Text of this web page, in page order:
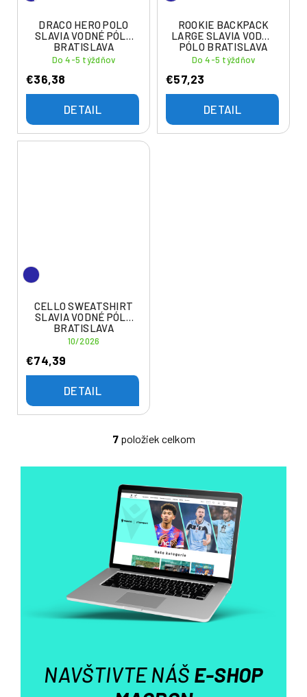
DRACO HERO POLO
SLAVIA VODNÉ PÓLO
BRATISLAVA
Do 4-5 týždňov
€36,38
DETAIL
ROOKIE BACKPACK
LARGE SLAVIA VODNÉ
PÓLO BRATISLAVA
Do 4-5 týždňov
€57,23
DETAIL
CELLO SWEATSHIRT
SLAVIA VODNÉ PÓLO
BRATISLAVA
10/2026
€74,39
DETAIL
O
á
d
a
c
i
e
p
r
v
k
ý
p
7položiek celkom
NAVŠTIVTE NÁŠ E-SHOP